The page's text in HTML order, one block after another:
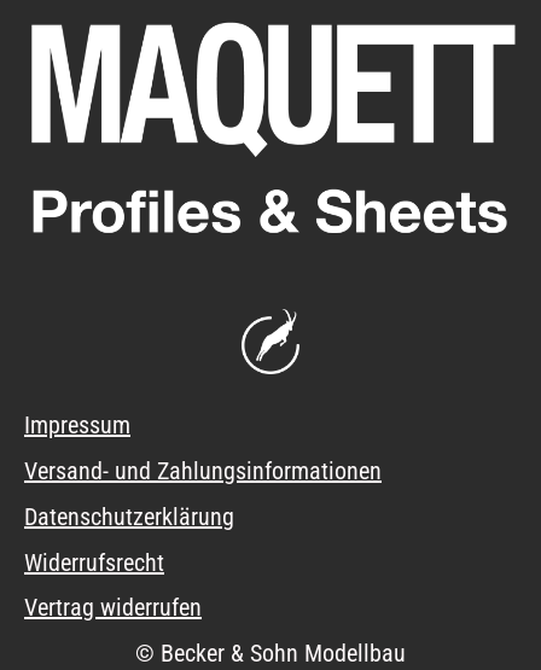
Impressum
Versand- und Zahlungsinformationen
Datenschutzerklärung
Widerrufsrecht
Vertrag widerrufen
© Becker & Sohn Modellbau